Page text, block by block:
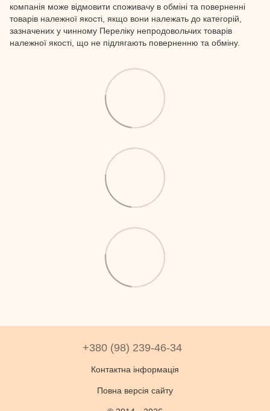
компанія може відмовити споживачу в обміні та поверненні
товарів належної якості, якщо вони належать до категорій,
зазначених у чинному Переліку непродовольчих товарів
належної якості, що не підлягають поверненню та обміну.
+380 (98) 239-46-34
Контактна інформація
Повна версія сайту